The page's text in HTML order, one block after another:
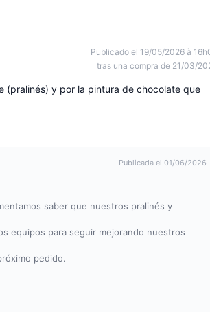
Publicado el 19/05/2026 à
tras una compra de 21/03/
(pralinés) y por la pintura de chocolate que
Publicada el 01/06/2026
saber que nuestros pralinés y
equipos para seguir mejorando nuestros
pedido.